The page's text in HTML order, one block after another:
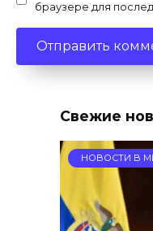
браузере для
Свежие
НОВОСТИ В